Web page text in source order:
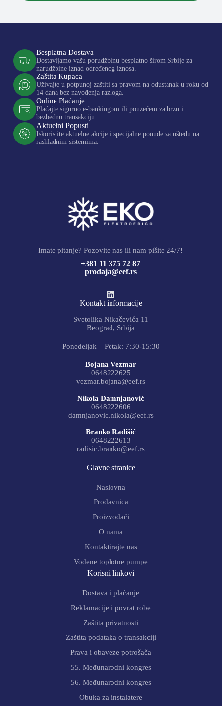
Besplatna Dostava
Dostavljamo vašu porudžbinu besplatno širom Srbije za
narudžbine iznad određenog iznosa.
Zaštita Kupaca
Uživajte u potpunoj zaštiti sa pravom na odustanak u roku od
14 dana bez navođenja razloga.
Online Plaćanje
Plaćajte sigurno e-bankingom ili pouzećem za brzu i
bezbednu transakciju.
Aktuelni Popusti
Iskoristite aktuelne akcije i specijalne ponude za uštedu na
rashladnim sistemima.
Imate pitanje? Pozovite nas ili nam pišite 24/7!
+381 11 375 72 87
prodaja@eef.rs
Kontakt informacije
Svetolika Nikačevića 11
Beograd, Srbija
Ponedeljak – Petak: 7:30-15:30
Bojana Vezmar
0648222625
vezmar.bojana@eef.rs
Nikola Damnjanović
0648222606
damnjanovic.nikola@eef.rs
Branko Radišić
0648222613
radisic.branko@eef.rs
Glavne stranice
Naslovna
Prodavnica
Proizvođači
O nama
Kontaktirajte nas
Vodene toplotne pumpe
Korisni linkovi
Dostava i plaćanje
Reklamacije i povrat robe
Zaštita privatnosti
Zaštita podataka o transakciji
Prava i obaveze potrošača
55. Međunarodni kongres
56. Međunarodni kongres
Obuka za instalatere